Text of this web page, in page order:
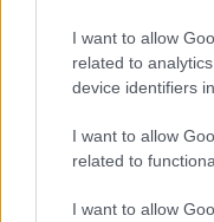
I want to allow
related to
device identifiers
I want to allow
related to
I want to allow
Lesz WRX-